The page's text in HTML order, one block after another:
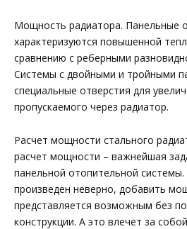
Мощность радиатора. Панельные
характеризуются повышенной
сравнению с реберными
Системы с двойными и тройными
специальные отверстия для
пропускаемого через радиатор.
Расчет мощности стального
расчет мощности – важнейшая
панельной отопительной системы.
произведен неверно, добавить
представляется возможным без
конструкции. А это влечет за